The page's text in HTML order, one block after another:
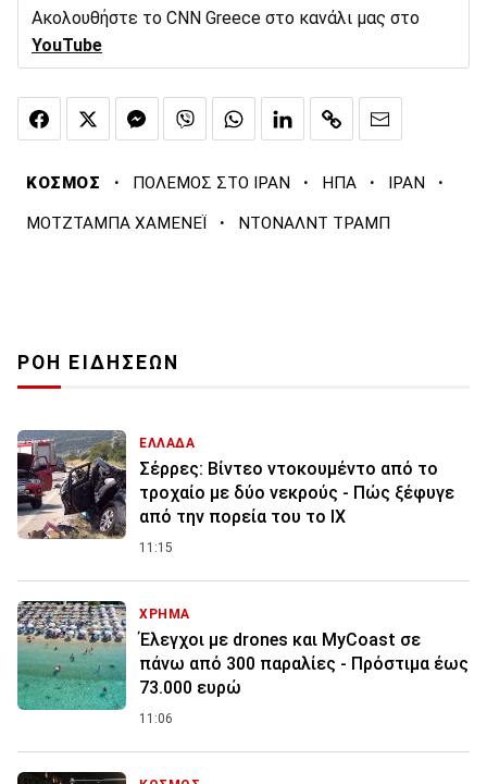
Ακολουθήστε το CNN Greece στο κανάλι μας στο
YouTube
ΚΟΣΜΟΣ · ΠΟΛΕΜΟΣ ΣΤΟ ΙΡΑΝ · ΗΠΑ · ΙΡΑΝ ·
ΜΟΤΖΤΑΜΠΑ ΧΑΜΕΝΕΪ · ΝΤΟΝΑΛΝΤ ΤΡΑΜΠ
ΡΟΗ ΕΙΔΗΣΕΩΝ
ΕΛΛΑΔΑ
Σέρρες: Βίντεο ντοκουμέντο από το
τροχαίο με δύο νεκρούς - Πώς ξέφυγε
από την πορεία του το ΙΧ
11:15
ΧΡΗΜΑ
Έλεγχοι με drones και MyCoast σε
πάνω από 300 παραλίες - Πρόστιμα έως
73.000 ευρώ
11:06